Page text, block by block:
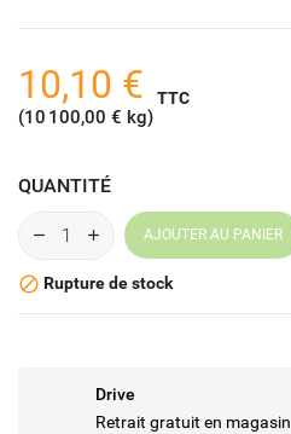
10,10 €
(10 100,00 € kg)
TTC
QUANTITÉ
AJOUTER AU PANIER
 Rupture de stock
Drive
Retrait gratuit en magasin